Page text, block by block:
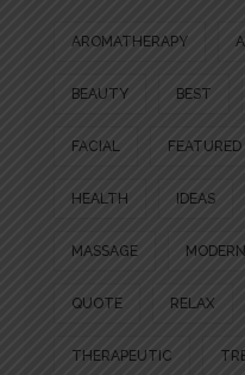
AROMATHERAPY
BEAUTY BEST
FACIAL FEATURED
HEALTH IDEAS
MASSAGE MODERN
QUOTE RELAX
THERAPEUTIC